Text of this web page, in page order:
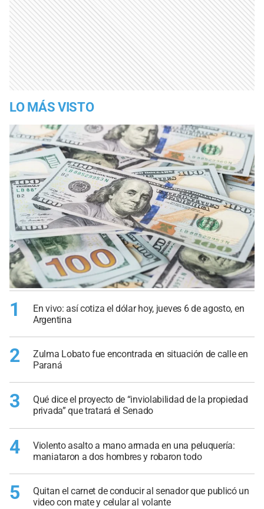
LO MÁS VISTO
1
En vivo: así cotiza el dólar hoy, jueves 6 de agosto, en
Argentina
2
Zulma Lobato fue encontrada en situación de calle en
Paraná
3
Qué dice el proyecto de “inviolabilidad de la propiedad
privada” que tratará el Senado
4
Violento asalto a mano armada en una peluquería:
maniataron a dos hombres y robaron todo
5
Quitan el carnet de conducir al senador que publicó un
video con mate y celular al volante